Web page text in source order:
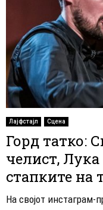
Лајфстајл Сцена
Горд татко:
челист,
стапките на
На својот инстаграм-